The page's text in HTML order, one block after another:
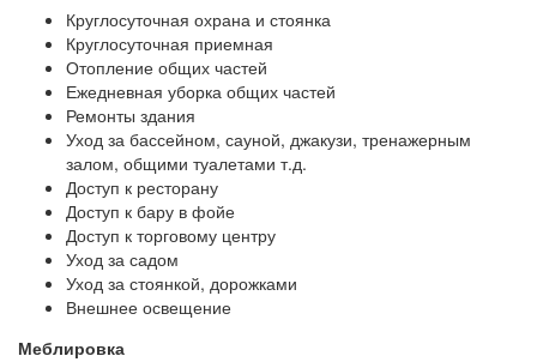
Круглосуточная охрана и стоянка
Круглосуточная приемная
Отопление общих частей
Ежедневная уборка общих частей
Ремонты здания
Уход за бассейном, сауной, джакузи, тренажерным
залом, общими туалетами т.д.
Доступ к ресторану
Доступ к бару в фойе
Доступ к торговому центру
Уход за садом
Уход за стоянкой, дорожками
Внешнее освещение
Меблировка